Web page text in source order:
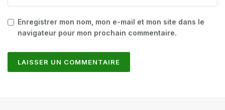
Enregistrer mon nom, mon e-mail et mon site dans le
navigateur pour mon prochain commentaire.